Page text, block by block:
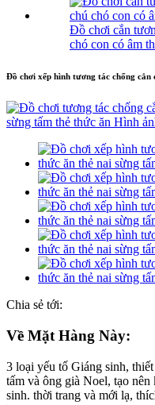
Đồ chơi cắn
chó con có âm
Đồ chơi xếp hình tương tác chống cắn
Chia sẻ tới:
Về Mặt Hàng Này:
3 loại yếu tố Giáng sinh,
tấm và ông già Noel, tạo
sinh. thời trang và mới lạ,